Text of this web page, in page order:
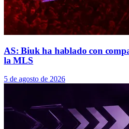
AS: Biuk ha hablado con
la MLS
5 de agosto de 2026